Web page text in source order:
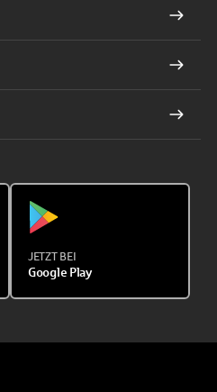
JETZT BEI
Google Play